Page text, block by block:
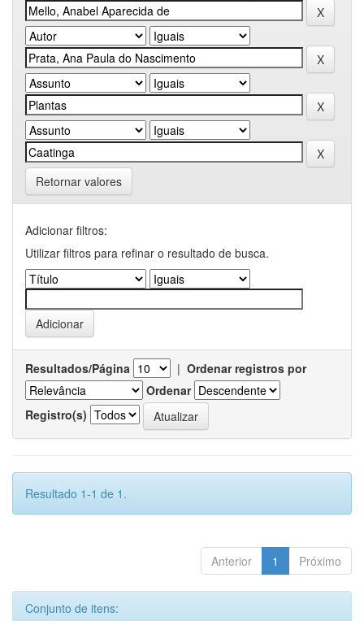
Retornar valores
Adicionar filtros:
Utilizar filtros para refinar o resultado de busca.
Resultados/Página | Ordenar registros por
Ordenar
Registro(s)
Resultado 1-1 de 1.
Anterior 1 Próximo
Conjunto de itens: